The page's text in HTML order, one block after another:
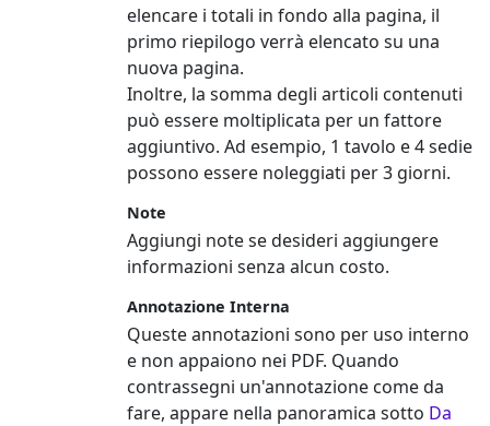
elencare i totali in fondo alla pagina, il
primo riepilogo verrà elencato su una
nuova pagina.
Inoltre, la somma degli articoli contenuti
può essere moltiplicata per un fattore
aggiuntivo. Ad esempio, 1 tavolo e 4 sedie
possono essere noleggiati per 3 giorni.
Note
Aggiungi note se desideri aggiungere
informazioni senza alcun costo.
Annotazione Interna
Queste annotazioni sono per uso interno
e non appaiono nei PDF. Quando
contrassegni un'annotazione come da
fare, appare nella panoramica sotto Da